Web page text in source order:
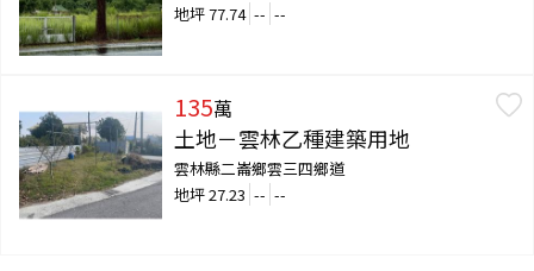
地坪77.74 -- --
135萬
土地－雲林乙種建築用地
雲林縣二崙鄉雲三四鄉道
地坪27.23 -- --